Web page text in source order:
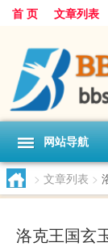
首 页 文章列表
网站导航
> 文章列表 >
洛克王国玄